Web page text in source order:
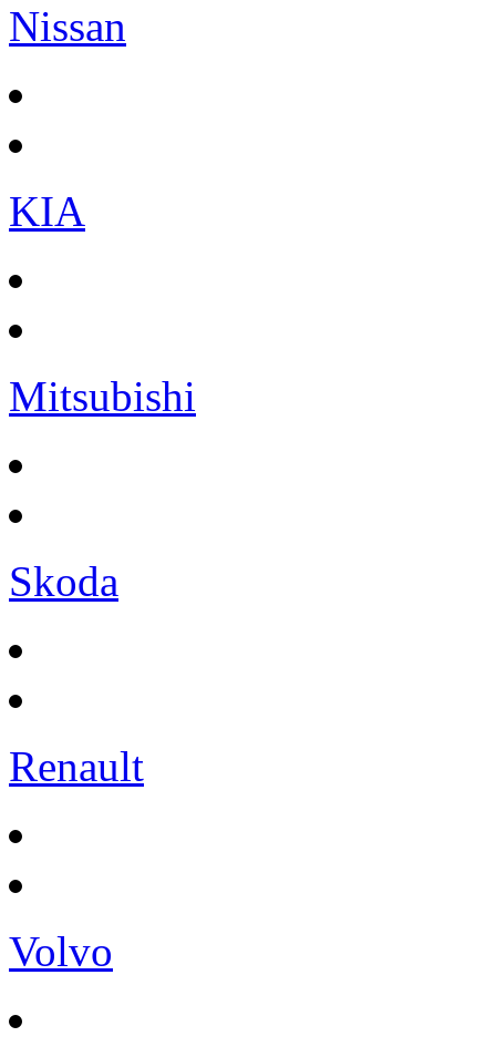
Nissan
KIA
Mitsubishi
Skoda
Renault
Volvo